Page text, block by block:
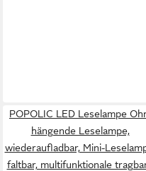
POPOLIC LED Leselampe
hängende Leselampe,
wiederaufladbar, Mini-
faltbar, multifunktionale